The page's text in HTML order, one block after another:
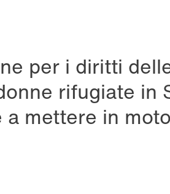
per i diritti
rifugiate in
a mettere in